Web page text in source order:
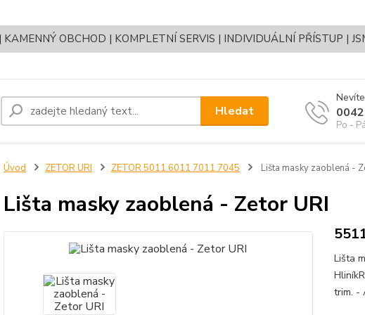
OBCHOD | KOMPLETNÍ SERVIS | INDIVIDUÁLNÍ PŘÍSTUP |
Hledat
Po -
Úvod ZETOR URI ZETOR 5011 6011 7011 7045 Lišta masky zaoblená -
Lišta masky zaoblená - Zetor URI
Lišta
trim. -